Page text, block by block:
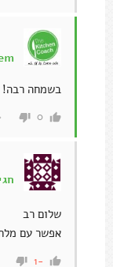
בשמחה רבה!
0
שלום רב
אפשר עם
-1